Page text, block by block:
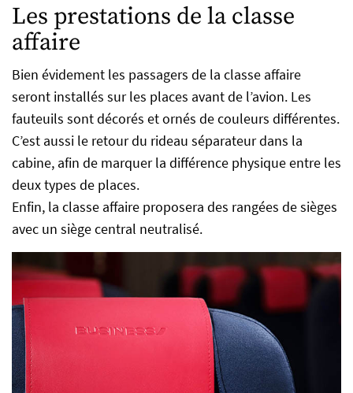
Les prestations de la classe
affaire
Bien évidement les passagers de la classe affaire
seront installés sur les places avant de l’avion. Les
fauteuils sont décorés et ornés de couleurs différentes.
C’est aussi le retour du rideau séparateur dans la
cabine, afin de marquer la différence physique entre les
deux types de places.
Enfin, la classe affaire proposera des rangées de sièges
avec un siège central neutralisé.